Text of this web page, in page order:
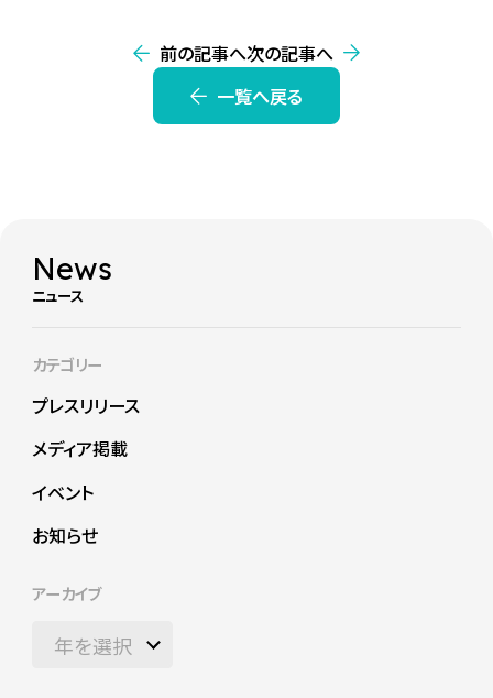
前の記事へ次の記事へ
一覧へ戻る
News
ニュース
カテゴリー
プレスリリース
メディア掲載
イベント
お知らせ
アーカイブ